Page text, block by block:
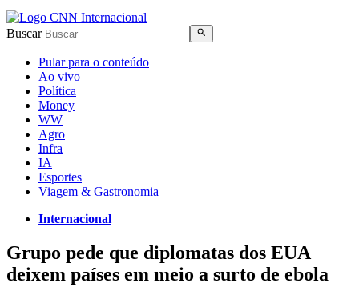
Buscar
Pular para o conteúdo
Ao vivo
Política
Money
WW
Agro
Infra
IA
Esportes
Viagem & Gastronomia
Internacional
Grupo pede que diplomatas dos EUA
deixem países em meio a surto de ebola